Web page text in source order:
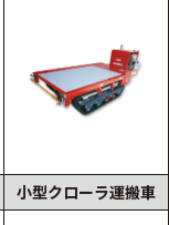
小型クローラ運搬車